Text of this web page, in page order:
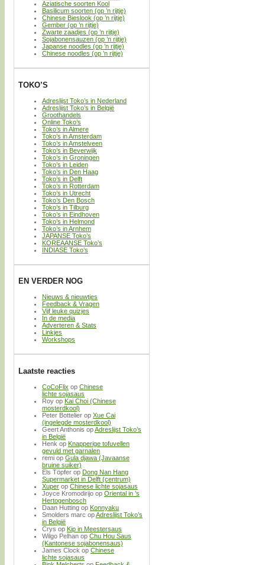
Aziatische soorten Kool
Basilicum soorten (op ’n rijtje)
Chinese Bieslook (op ’n rijtje)
Gember (op ’n rijtje)
Zwarte zaadjes (op ’n rijtje)
Sojabonensauzen (op ’n rijtje)
Japanse noodles (op ’n rijtje)
Chinese noodles (op ’n rijtje)
TOKO’S
Adreslijst Toko’s in Nederland
Adreslijst Toko’s in België
Groothandels
Online Toko’s
Toko’s in Almere
Toko’s in Amsterdam
Toko’s in Amstelveen
Toko’s in Beverwijk
Toko’s in Groningen
Toko’s in Leiden
Toko’s in Den Haag
Toko’s in Delft
Toko’s in Rotterdam
Toko’s in Utrecht
Toko’s Den Bosch
Toko’s in Tilburg
Toko’s in Eindhoven
Toko’s in Helmond
Toko’s in Arnhem
JAPANSE Toko’s
KOREAANSE Toko’s
INDIASE Toko’s
EN VERDER NOG
Nieuws & nieuwtjes
Feedback & Vragen
Vijf leuke quizjes
In de media
Adverteren & Stats
Linkjes
Workshops
Laatste reacties
CoCoFlix op Chinese
lichte sojasaus
Roy op Kai Choi (Chinese
mosterdkool)
Peter Bottelier op Xue Cai
(ingelegde mosterdkool)
Geert Anthonis opAdreslijst Toko’s
in België
Henk op Knapperige tofuvellen
gevuld met garnalen
remi op Gula djawa (Javaanse
bruine suiker)
Els Töpfer op Dong Nan Hang
Supermarket in Delft (centrum)
Xuper op Chinese lichte sojasaus
Joyce Kromodirijo op Oriental in ’s
Hertogenbosch
Daan Hutting op Konnyaku
Smolders marc opAdreslijst Toko’s
in België
Crys op Kip in Meestersaus
Wilgo Pelhan op Chu Hou Saus
(Kantonese sojabonensaus)
James Clock op Chinese
lichte sojasaus